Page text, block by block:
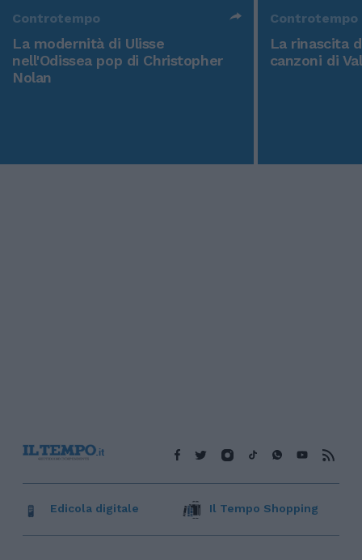
Controtempo
La modernità di Ulisse
nell'Odissea pop di Christopher
Nolan
Controtempo
La rinascita
canzoni di
Edicola digitale Il Tempo Shopping